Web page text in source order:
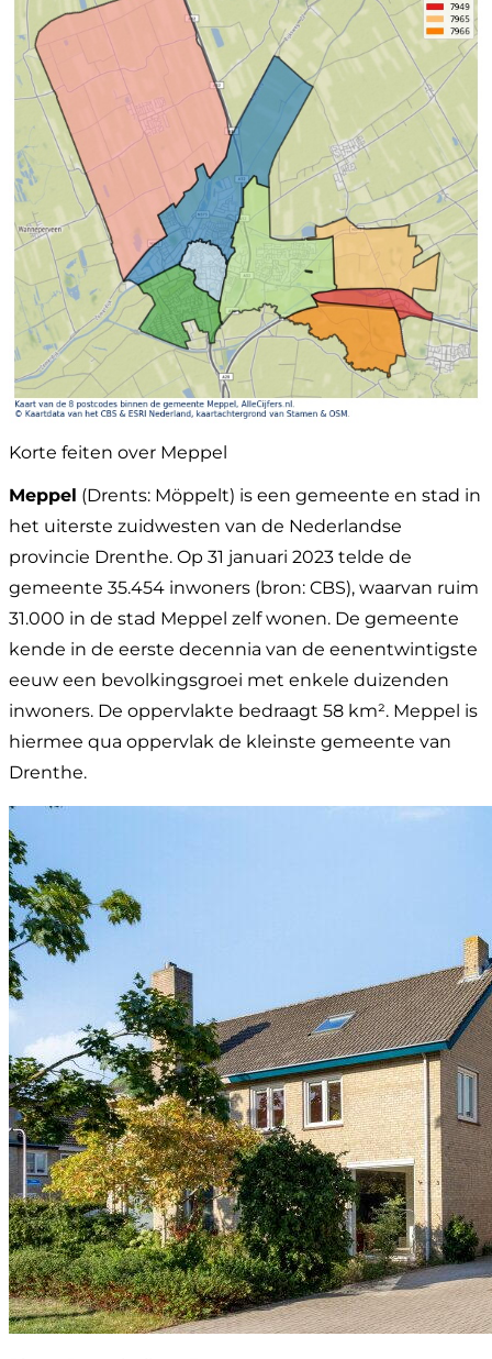
Korte feiten over Meppel
Meppel (Drents: Möppelt) is een gemeente en stad in
het uiterste zuidwesten van de Nederlandse
provincie Drenthe. Op 31 januari 2023 telde de
gemeente 35.454 inwoners (bron: CBS), waarvan ruim
31.000 in de stad Meppel zelf wonen. De gemeente
kende in de eerste decennia van de eenentwintigste
eeuw een bevolkingsgroei met enkele duizenden
inwoners. De oppervlakte bedraagt 58 km². Meppel is
hiermee qua oppervlak de kleinste gemeente van
Drenthe.